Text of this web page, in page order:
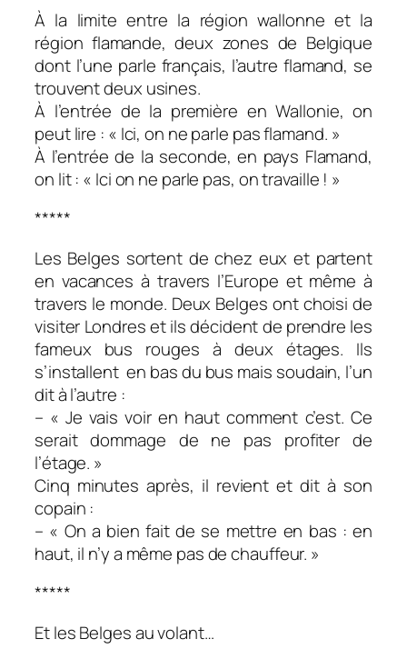
À la limite entre la région wallonne et la
région flamande, deux zones de Belgique
dont l’une parle français, l’autre flamand, se
trouvent deux usines.
À l’entrée de la première en Wallonie, on
peut lire : « Ici, on ne parle pas flamand. »
À l’entrée de la seconde, en pays Flamand,
on lit : « Ici on ne parle pas, on travaille ! »
*****
Les Belges sortent de chez eux et partent
en vacances à travers l’Europe et même à
travers le monde. Deux Belges ont choisi de
visiter Londres et ils décident de prendre les
fameux bus rouges à deux étages. Ils
s’installent en bas du bus mais soudain, l’un
dit à l’autre :
– « Je vais voir en haut comment c’est. Ce
serait dommage de ne pas profiter de
l’étage. »
Cinq minutes après, il revient et dit à son
copain :
– « On a bien fait de se mettre en bas : en
haut, il n’y a même pas de chauffeur. »
*****
Et les Belges au volant…